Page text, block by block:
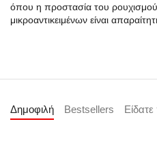
όπου η προστασία του
μικροαντικειμένων είναι
Δημοφιλή Bestsellers